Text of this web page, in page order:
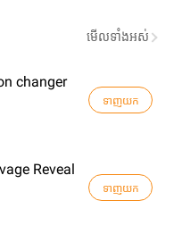
មើល​ទាំងអស់
changer
ទាញយក
Reveal
ទាញយក